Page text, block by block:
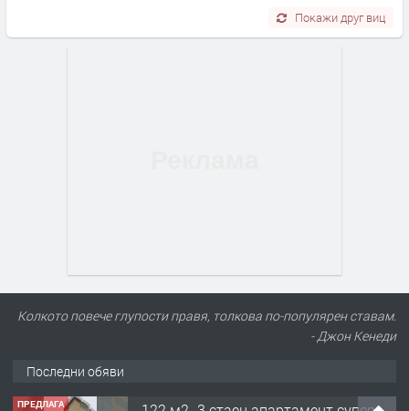
Покажи друг виц
Колкото повече глупости правя, толкова по-популярен ставам.
- Джон Кенеди
Последни обяви
ПРЕДЛАГА